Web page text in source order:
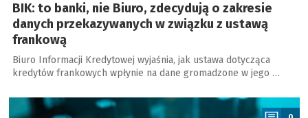
BIK: to banki, nie Biuro, zdecydują o zakresie
danych przekazywanych w związku z ustawą
frankową
Biuro Informacji Kredytowej wyjaśnia, jak ustawa dotycząca
kredytów frankowych wpłynie na dane gromadzone w jego …
a